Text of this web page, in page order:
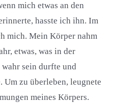
mich etwas an den
hasste ich ihn. Im
mich. Mein Körper nahm
etwas, was in der
sein durfte und
Um zu überleben, leugnete
meines Körpers.